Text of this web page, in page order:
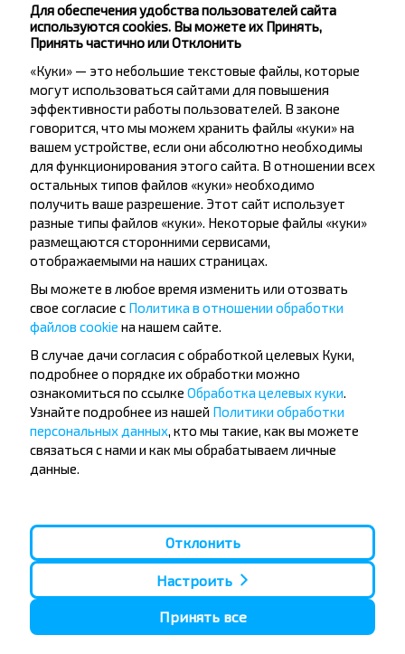
Минск
Борисов
Минск
Купить
Лучшие маршруты из Новозыбков
Новозыбков
Поставы
Купить
Новозыбков
Мядель
Купить
Новозыбков
Национальный аэропорт Минск
Купить
Новозыбков
Вильнюс аэропорт
Купить
Хотите
путешествовать
Для обеспечения удобства пользователей сайта
используются cookies. Вы можете их Принять,
Принять частично или Отклонить
«Куки» — это небольшие текстовые файлы, которые
могут использоваться сайтами для повышения
эффективности работы пользователей. В законе
говорится, что мы можем хранить файлы «куки» на
вашем устройстве, если они абсолютно необходимы
для функционирования этого сайта. В отношении всех
остальных типов файлов «куки» необходимо
получить ваше разрешение. Этот сайт использует
разные типы файлов «куки». Некоторые файлы «куки»
размещаются сторонними сервисами,
отображаемыми на наших страницах.
Вы можете в любое время изменить или отозвать
свое согласие с Политика в отношении обработки
файлов cookie на нашем сайте.
В случае дачи согласия с обработкой целевых Куки,
подробнее о порядке их обработки можно
ознакомиться по ссылке Обработка целевых куки
Узнайте подробнее из нашей Политики обработки
персональных данных , кто мы такие, как вы можете
связаться с нами и как мы обрабатываем личные
данные.
Отклонить
Настроить
Принять все